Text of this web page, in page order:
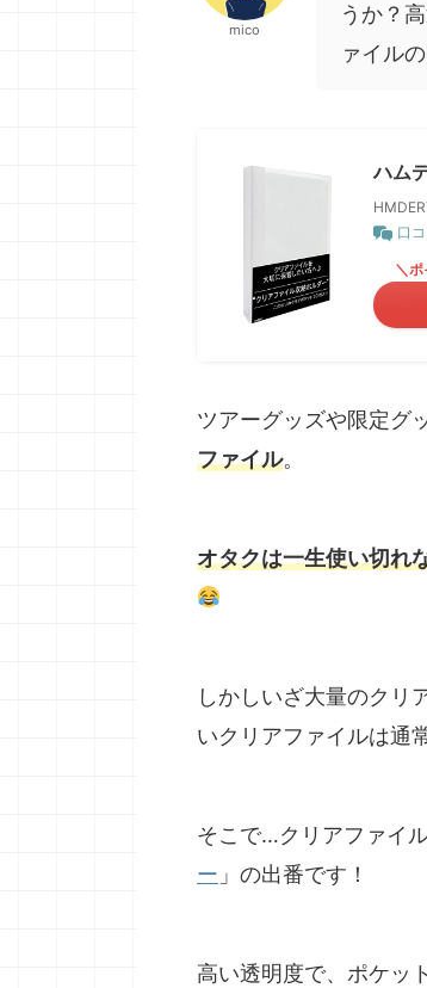
mico
うか？
ァイル
ハム
口
＼ポ
ツアーグッズや限定グ
ファイル。
オタクは一生使い切れ
しかしいざ大量のクリ
いクリアファイルは通
そこで…クリアファイ
ー 」の出番です！
高い透明度で、ポケッ